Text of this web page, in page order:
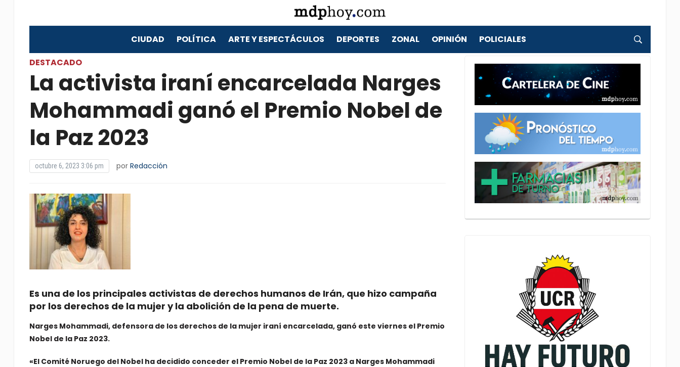
CIUDAD POLÍTICA ARTE Y ESPECTÁCULOS DEPORTES ZONAL OPINIÓN
POLICIALES
DESTACADO
La activista iraní encarcelada Narges
Mohammadi ganó el Premio Nobel de
la Paz 2023
octubre 6, 2023 3:06 pm por Redacción
Es una de los principales activistas de derechos humanos de Irán, que hizo campaña
por los derechos de la mujer y la abolición de la pena de muerte.
Narges Mohammadi, defensora de los derechos de la mujer iraní encarcelada, ganó este viernes el Premio
Nobel de la Paz 2023.
«El Comité Noruego del Nobel ha decidido conceder el Premio Nobel de la Paz 2023 a Narges Mohammadi